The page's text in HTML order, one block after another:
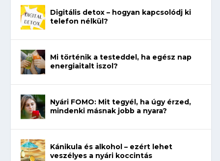
Digitális detox – hogyan kapcsolódj ki
telefon nélkül?
Mi történik a testeddel, ha egész nap
energiaitalt iszol?
Nyári FOMO: Mit tegyél, ha úgy érzed,
mindenki másnak jobb a nyara?
Kánikula és alkohol – ezért lehet
veszélyes a nyári koccintás